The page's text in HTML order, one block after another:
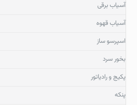
آسیاب برقی
آسیاب قهوه
اسپرسو ساز
بخور سرد
پکیج و رادیاتور
پنکه